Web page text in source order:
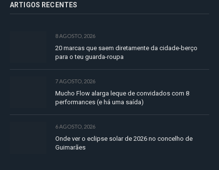
ARTIGOS RECENTES
8 AGOSTO, 2026
20 marcas que saem diretamente da cidade-berço
para o teu guarda-roupa
7 AGOSTO, 2026
Mucho Flow alarga leque de convidados com 8
performances (e há uma saída)
6 AGOSTO, 2026
Onde ver o eclipse solar de 2026 no concelho de
Guimarães